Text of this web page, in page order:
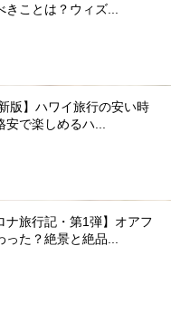
ことは？ウィズ...
版】ハワイ旅行の安い時
で楽しめるハ...
ナ旅行記・第1弾】オアフ
た？絶景と絶品...